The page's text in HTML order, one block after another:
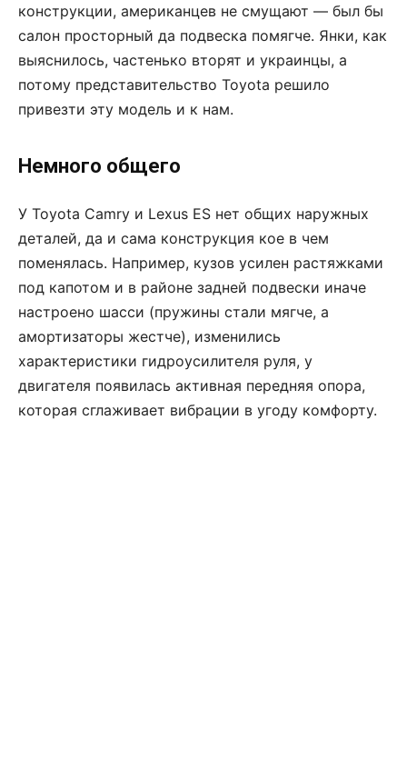
конструкции, американцев не смущают — был бы
салон просторный да подвес­ка помягче. Янки, как
выяснилось, частенько вторят и украинцы, а
потому представительство Toyota решило
привезти эту модель и к нам.
Немного общего
У Toyota Camry и Lexus ES нет общих наружных
деталей, да и сама конструкция кое в чем
поменялась. Например, кузов усилен растяжками
под капотом и в районе задней подвески иначе
настроено шасси (пружины стали мягче, а
амортизаторы жестче), изменились
характеристики гидроусилителя руля, у
двигателя появилась активная передняя опора,
которая сглаживает вибрации в угоду комфорту.